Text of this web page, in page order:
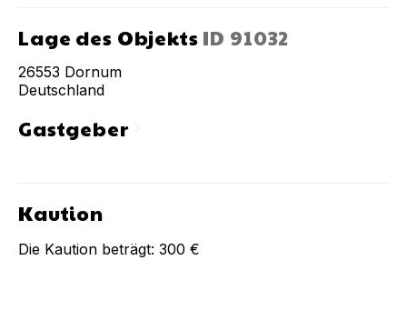
Lage des Objekts ID 91032
26553 Dornum
Deutschland
Gastgeberchevron_right
Kaution
Die Kaution beträgt: 300 €